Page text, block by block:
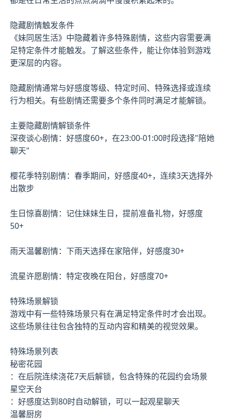
隐藏剧情触发条件
《妹同居生活》中隐藏着许多特殊剧情，这些内容需要满
足特定条件才能触发。了解这些条件，能让你体验到游戏
更深层的内容。
隐藏剧情通常与好感度等级、特定时间、特殊选择或连续
行为相关。有些剧情还需要多个条件同时满足才能解锁。
主要隐藏剧情解锁条件
深夜谈心剧情：好感度60+，在23:00-01:00时段选择"陪她
聊天"
樱花季特别剧情：春季期间，好感度40+，连续3天选择外
出散步
生日惊喜剧情：记住妹妹生日，提前准备礼物，好感度
50+
雨天温馨剧情：下雨天选择在家陪伴，好感度30+
流星许愿剧情：特定夜晚在阳台，好感度70+
特殊场景解锁
游戏中有一些特殊场景只有在满足特定条件时才会出现。
这些场景往往包含独特的互动内容和精美的视觉效果。
特殊场景列表
秘密花园
：在后院连续浇花7天后解锁，包含特殊的花园约会场景
星空天台
：好感度达到80时自动解锁，可以一起观星聊天
温馨厨房